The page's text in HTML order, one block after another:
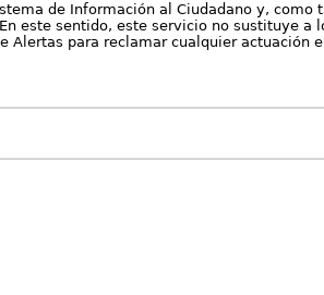
de Información al Ciudadano y, como
este sentido, este servicio no sustituye a
para reclamar cualquier actuación